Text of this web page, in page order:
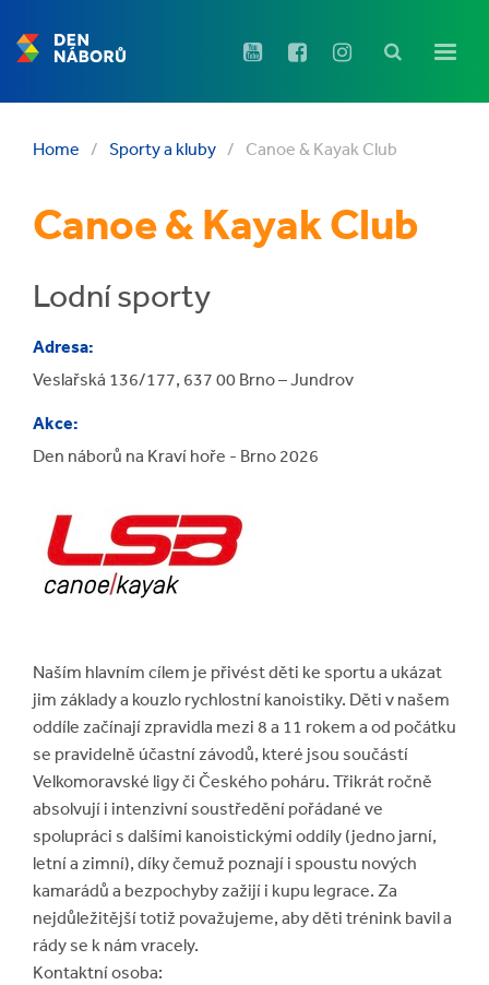
Home / Sporty a kluby / Canoe & Kayak Club
Canoe & Kayak Club
Lodní sporty
Adresa:
Veslařská 136/177, 637 00 Brno – Jundrov
Akce:
Den náborů na Kraví hoře - Brno 2026
Naším hlavním cílem je přivést děti ke sportu a ukázat
jim základy a kouzlo rychlostní kanoistiky. Děti v našem
oddíle začínají zpravidla mezi 8 a 11 rokem a od počátku
se pravidelně účastní závodů, které jsou součástí
Velkomoravské ligy či Českého poháru. Třikrát ročně
absolvují i intenzivní soustředění pořádané ve
spolupráci s dalšími kanoistickými oddíly (jedno jarní,
letní a zimní), díky čemuž poznají i spoustu nových
kamarádů a bezpochyby zažijí i kupu legrace. Za
nejdůležitější totiž považujeme, aby děti trénink bavil a
rády se k nám vracely.
Kontaktní osoba: